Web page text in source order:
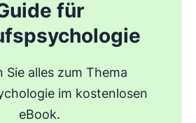
für
Sie alles zum Thema
im kostenlosen
eBook.